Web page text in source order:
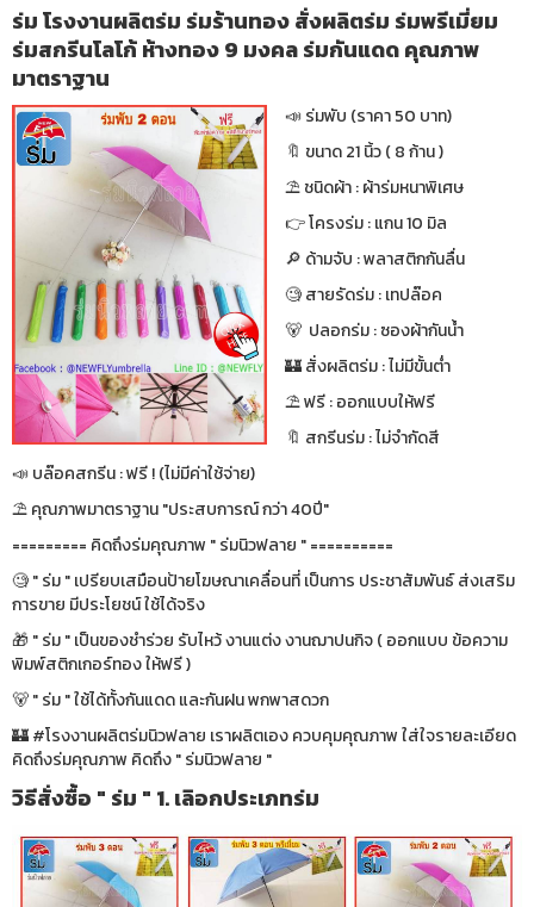
ร่ม โรงงานผลิตร่ม ร่มร้านทอง สั่งผลิตร่ม ร่มพรีเมี่ยม
ร่มสกรีนโลโก้ ห้างทอง 9 มงคล ร่มกันแดด คุณภาพ
มาตราฐาน
📣 ร่มพับ (ราคา 50 บาท)
🔖 ขนาด 21 นิ้ว ( 8 ก้าน )
⛱ ชนิดผ้า : ผ้าร่มหนาพิเศษ
👉 โครงร่ม : แกน 10 มิล
🔎 ด้ามจับ : พลาสติกกันลื่น
🧐 สายรัดร่ม : เทปล๊อค
🐻 ปลอกร่ม : ซองผ้ากันน้ำ
🏰 สั่งผลิตร่ม : ไม่มีขั้นต่ำ
⛱ ฟรี : ออกแบบให้ฟรี
🔖 สกรีนร่ม : ไม่จำกัดสี
📣 บล๊อคสกรีน : ฟรี ! (ไม่มีค่าใช้จ่าย)
⛱ คุณภาพมาตราฐาน "ประสบการณ์ กว่า 40ปี"
========= คิดถึงร่มคุณภาพ " ร่มนิวฟลาย " ==========
🧐 " ร่ม " เปรียบเสมือนป้ายโฆษณาเคลื่อนที่ เป็นการ ประชาสัมพันธ์ ส่งเสริม
การขาย มีประโยชน์ ใช้ได้จริง
🎁 " ร่ม " เป็นของชำร่วย รับไหว้ งานแต่ง งานฌาปนกิจ ( ออกแบบ ข้อความ
พิมพ์สติกเกอร์ทอง ให้ฟรี )
🐻 " ร่ม " ใช้ได้ทั้งกันแดด และกันฝน พกพาสดวก
🏰 #โรงงานผลิตร่มนิวฟลาย เราผลิตเอง ควบคุมคุณภาพ ใส่ใจรายละเอียด
คิดถึงร่มคุณภาพ คิดถึง " ร่มนิวฟลาย "
วิธีสั่งซื้อ " ร่ม " 1. เลิอกประเภทร่ม